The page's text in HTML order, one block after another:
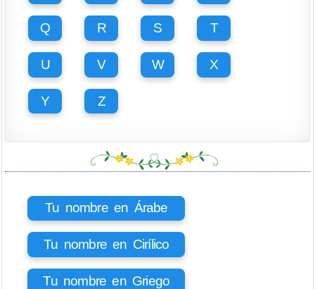
Q R S T
U V W X
Y Z
Tu nombre en Árabe
Tu nombre en Cirílico
Tu nombre en Griego